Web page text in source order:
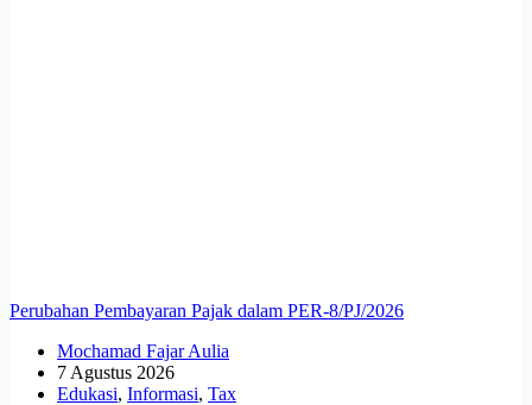
Perubahan Pembayaran Pajak dalam PER-8/PJ/2026
Mochamad Fajar Aulia
7 Agustus 2026
Edukasi, Informasi, Tax